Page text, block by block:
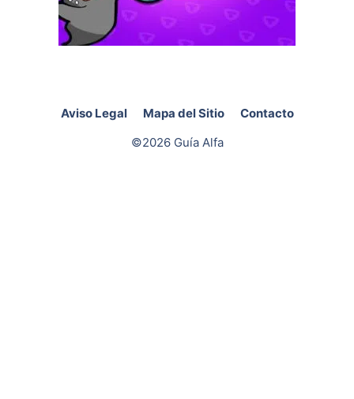
Aviso Legal Mapa del Sitio
Contacto
©2026 Guía Alfa